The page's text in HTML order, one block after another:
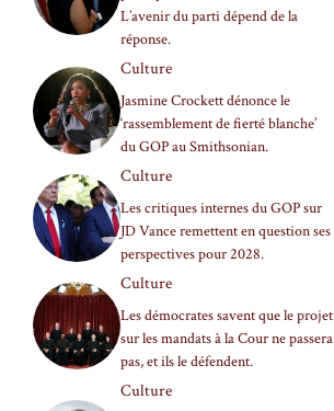
L’avenir du parti dépend de la
réponse.
Culture
Jasmine Crockett dénonce le
‘rassemblement de fierté blanche’
du GOP au Smithsonian.
Culture
Les critiques internes du GOP sur
JD Vance remettent en question ses
perspectives pour 2028.
Culture
Les démocrates savent que le projet
sur les mandats à la Cour ne passera
pas, et ils le défendent.
Culture